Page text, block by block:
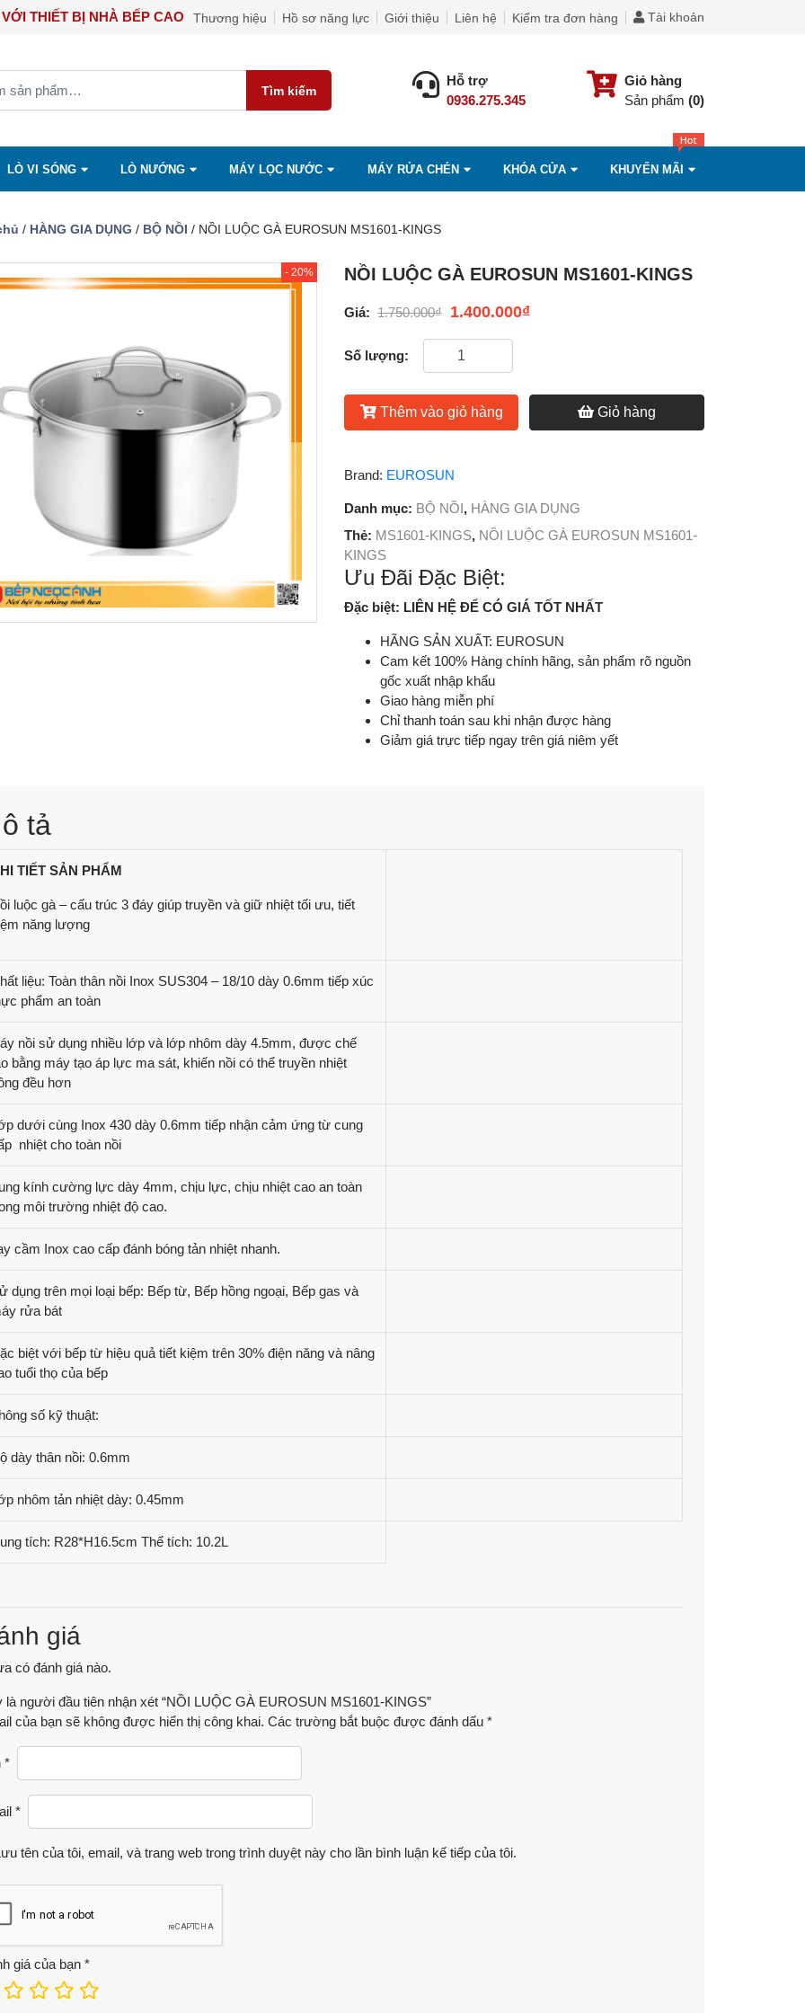
ĐẾN VỚI THIẾT BỊ NHÀ BẾP CAO CẤP NGỌC ÁNH
Thương hiệu Hồ sơ năng lực Giới thiệu Liên hệ Kiểm tra đơn hàng Tài khoản
Tìm kiếm
Hỗ trợ
0936.275.345
Giỏ hàng
Sản phẩm (0)
LÒ VI SÓNG LÒ NƯỚNG MÁY LỌC NƯỚC MÁY RỬA CHÉN KHÓA CỬA KHUYẾN MÃI
/ HÀNG GIA DỤNG / BỘ NỒI / NỒI LUỘC GÀ EUROSUN MS1601-KINGS
- 20% NỒI LUỘC GÀ EUROSUN MS1601-KINGS
Giá: 1.750.000₫ 1.400.000₫
Số lượng:
Thêm vào giỏ hàng Giỏ hàng
Brand: EUROSUN
Danh mục: BỘ NỒI, HÀNG GIA DỤNG
Thẻ: MS1601-KINGS, NỒI LUỘC GÀ EUROSUN MS1601-
KINGS
Ưu Đãi Đặc Biệt:
Đặc biệt: LIÊN HỆ ĐỂ CÓ GIÁ TỐT NHẤT
HÃNG SẢN XUẤT: EUROSUN
Cam kết 100% Hàng chính hãng, sản phẩm rõ nguồn
gốc xuất nhập khẩu
Giao hàng miễn phí
Chỉ thanh toán sau khi nhận được hàng
Giảm giá trực tiếp ngay trên giá niêm yết
tả
TIẾT SẢN PHẨM
luộc gà – cấu trúc 3 đáy giúp truyền và giữ nhiệt tối ưu, tiết
năng lượng
liệu: Toàn thân nồi Inox SUS304 – 18/10 dày 0.6mm tiếp xúc
phẩm an toàn
nồi sử dụng nhiều lớp và lớp nhôm dày 4.5mm, được chế
bằng máy tạo áp lực ma sát, khiến nồi có thể truyền nhiệt
đều hơn
dưới cùng Inox 430 dày 0.6mm tiếp nhận cảm ứng từ cung
nhiệt cho toàn nồi
kính cường lực dày 4mm, chịu lực, chịu nhiệt cao an toàn
môi trường nhiệt độ cao.
cầm Inox cao cấp đánh bóng tản nhiệt nhanh.
dụng trên mọi loại bếp: Bếp từ, Bếp hồng ngoại, Bếp gas và
rửa bát
biệt với bếp từ hiệu quả tiết kiệm trên 30% điện năng và nâng
tuổi thọ của bếp
số kỹ thuật:
dày thân nồi: 0.6mm
nhôm tản nhiệt dày: 0.45mm
tích: R28*H16.5cm Thể tích: 10.2L
giá
có đánh giá nào.
là người đầu tiên nhận xét “NỒI LUỘC GÀ EUROSUN MS1601-KINGS”
của bạn sẽ không được hiển thị công khai. Các trường bắt buộc được đánh dấu *
*
*
tên của tôi, email, và trang web trong trình duyệt này cho lần bình luận kế tiếp của tôi.
giá của bạn *